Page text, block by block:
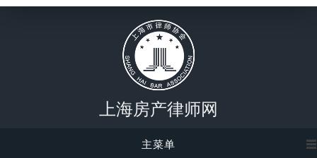
上海房产律师网
主菜单